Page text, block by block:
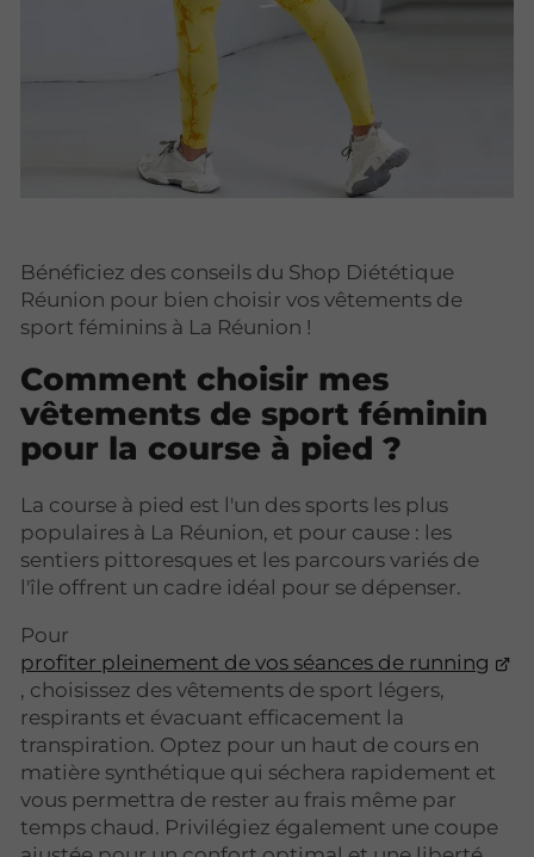
Bénéficiez des conseils du Shop Diététique
Réunion pour bien choisir vos vêtements de
sport féminins à La Réunion !
Comment choisir mes
vêtements de sport féminin
pour la course à pied ?
La course à pied est l'un des sports les plus
populaires à La Réunion, et pour cause : les
sentiers pittoresques et les parcours variés de
l'île offrent un cadre idéal pour se dépenser.
Pour
profiter pleinement de vos séances de running
, choisissez des vêtements de sport légers,
respirants et évacuant efficacement la
transpiration. Optez pour un haut de cours en
matière synthétique qui séchera rapidement et
vous permettra de rester au frais même par
temps chaud. Privilégiez également une coupe